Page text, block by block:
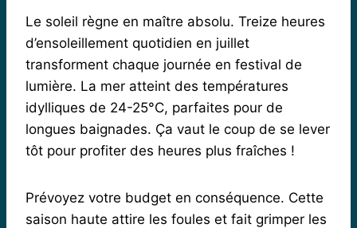
Le soleil règne en maître absolu. Treize heures
d’ensoleillement quotidien en juillet
transforment chaque journée en festival de
lumière. La mer atteint des températures
idylliques de 24-25°C, parfaites pour de
longues baignades. Ça vaut le coup de se lever
tôt pour profiter des heures plus fraîches !
Prévoyez votre budget en conséquence. Cette
saison haute attire les foules et fait grimper les